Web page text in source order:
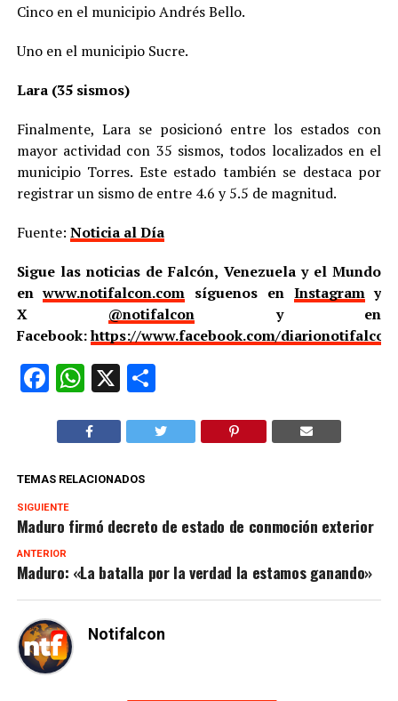
Cinco en el municipio Andrés Bello.
Uno en el municipio Sucre.
Lara (35 sismos)
Finalmente, Lara se posicionó entre los estados con
mayor actividad con 35 sismos, todos localizados en el
municipio Torres. Este estado también se destaca por
registrar un sismo de entre 4.6 y 5.5 de magnitud.
Fuente: Noticia al Día
Sigue las noticias de Falcón, Venezuela y el Mundo
enwww.notifalcon.com síguenos en Instagramy
X @notifalcon y en
Facebook:https://www.facebook.com/
Facebook
WhatsApp
X Compartir
TEMAS RELACIONADOS
SIGUIENTE
Maduro firmó decreto de estado de conmoción exterior
ANTERIOR
Maduro: «La batalla por la verdad la estamos ganando»
Notifalcon